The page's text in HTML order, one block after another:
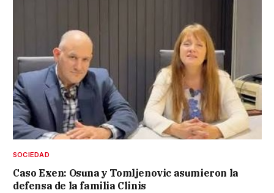
SOCIEDAD
Caso Exen: Osuna y Tomljenovic asumieron la
defensa de la familia Clinis